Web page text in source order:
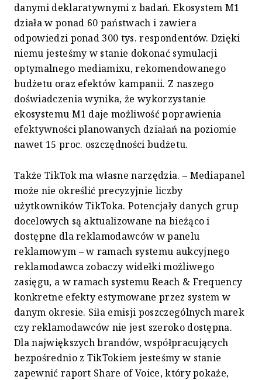
danymi deklaratywnymi z badań. Ekosystem M1
działa w ponad 60 państwach i zawiera
odpowiedzi ponad 300 tys. respondentów. Dzięki
niemu jesteśmy w stanie dokonać symulacji
optymalnego mediamixu, rekomendowanego
budżetu oraz efektów kampanii. Z naszego
doświadczenia wynika, że wykorzystanie
ekosystemu M1 daje możliwość poprawienia
efektywności planowanych działań na poziomie
nawet 15 proc. oszczędności budżetu.
Także TikTok ma własne narzędzia. – Mediapanel
może nie określić precyzyjnie liczby
użytkowników TikToka. Potencjały danych grup
docelowych są aktualizowane na bieżąco i
dostępne dla reklamodawców w panelu
reklamowym – w ramach systemu aukcyjnego
reklamodawca zobaczy widełki możliwego
zasięgu, a w ramach systemu Reach & Frequency
konkretne efekty estymowane przez system w
danym okresie. Siła emisji poszczególnych marek
czy reklamodawców nie jest szeroko dostępna.
Dla największych brandów, współpracujących
bezpośrednio z TikTokiem jesteśmy w stanie
zapewnić raport Share of Voice, który pokaże,